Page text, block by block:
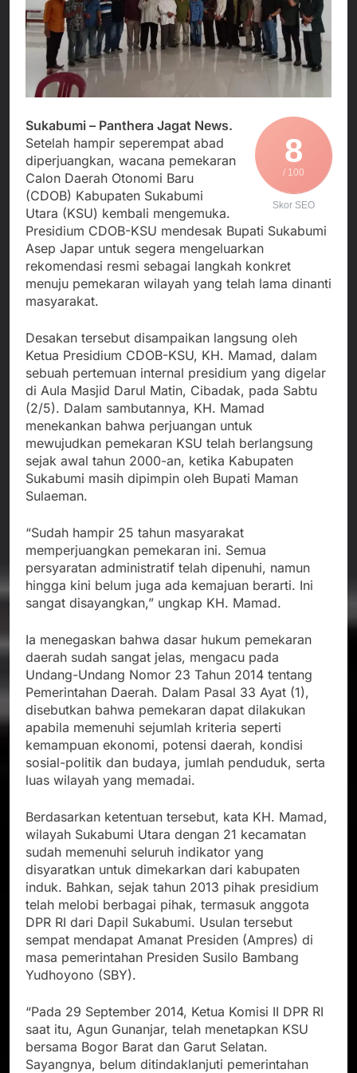
Edaran Disdik Jabar
Nasional TKBM: “Belum
Ada Keputusan Resmi”
Agustus 3, 2026
Menjalin Harmoni di
Tanah Sukaresmi: Kala
Mina Padi, P2L, dan
Gotong Royong
Menggerakkan Ekonomi
Desa
Agustus 3, 2026
Korban Tenggelam di
Pastikan Penanganan
Berjalan Sesuai
Prosedur
Kapolresta Sumenep
Sambut Kedatangan
Korban Evakuasi KM
Mutiara Sentosa 2 di
Pelabuhan Kalianget
Agustus 3, 2026 8
/ 100
Skor SEO
Sukabumi – Panthera Jagat News.
Setelah hampir seperempat abad
diperjuangkan, wacana pemekaran
Calon Daerah Otonomi Baru
(CDOB) Kabupaten Sukabumi
Utara (KSU) kembali mengemuka.
Presidium CDOB-KSU mendesak Bupati Sukabumi
Asep Japar untuk segera mengeluarkan
rekomendasi resmi sebagai langkah konkret
menuju pemekaran wilayah yang telah lama dinanti
masyarakat.
Desakan tersebut disampaikan langsung oleh
Ketua Presidium CDOB-KSU, KH. Mamad, dalam
sebuah pertemuan internal presidium yang digelar
di Aula Masjid Darul Matin, Cibadak, pada Sabtu
(2/5). Dalam sambutannya, KH. Mamad
menekankan bahwa perjuangan untuk
mewujudkan pemekaran KSU telah berlangsung
sejak awal tahun 2000-an, ketika Kabupaten
Sukabumi masih dipimpin oleh Bupati Maman
Sulaeman.
“Sudah hampir 25 tahun masyarakat
memperjuangkan pemekaran ini. Semua
persyaratan administratif telah dipenuhi, namun
hingga kini belum juga ada kemajuan berarti. Ini
sangat disayangkan,” ungkap KH. Mamad.
Ia menegaskan bahwa dasar hukum pemekaran
daerah sudah sangat jelas, mengacu pada
Undang-Undang Nomor 23 Tahun 2014 tentang
Pemerintahan Daerah. Dalam Pasal 33 Ayat (1),
disebutkan bahwa pemekaran dapat dilakukan
apabila memenuhi sejumlah kriteria seperti
kemampuan ekonomi, potensi daerah, kondisi
sosial-politik dan budaya, jumlah penduduk, serta
luas wilayah yang memadai.
Berdasarkan ketentuan tersebut, kata KH. Mamad,
wilayah Sukabumi Utara dengan 21 kecamatan
sudah memenuhi seluruh indikator yang
disyaratkan untuk dimekarkan dari kabupaten
induk. Bahkan, sejak tahun 2013 pihak presidium
telah melobi berbagai pihak, termasuk anggota
DPR RI dari Dapil Sukabumi. Usulan tersebut
sempat mendapat Amanat Presiden (Ampres) di
masa pemerintahan Presiden Susilo Bambang
Yudhoyono (SBY).
“Pada 29 September 2014, Ketua Komisi II DPR RI
saat itu, Agun Gunanjar, telah menetapkan KSU
bersama Bogor Barat dan Garut Selatan.
Sayangnya, belum ditindaklanjuti pemerintahan